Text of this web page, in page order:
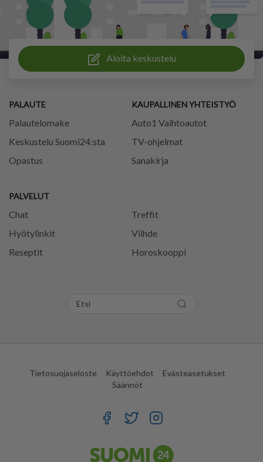
Aloita keskustelu
PALAUTE
Palautelomake
Keskustelu Suomi24:sta
Opastus
PALVELUT
Chat
Treffit
Hyötylinkit
Viihde
Reseptit
Horoskooppi
KAUPALLINEN YHTEISTYÖ
Auto1 Vaihtoautot
TV-ohjelmat
Sanakirja
Tietosuojaseloste Käyttöehdot
Evästeasetukset
Säännöt